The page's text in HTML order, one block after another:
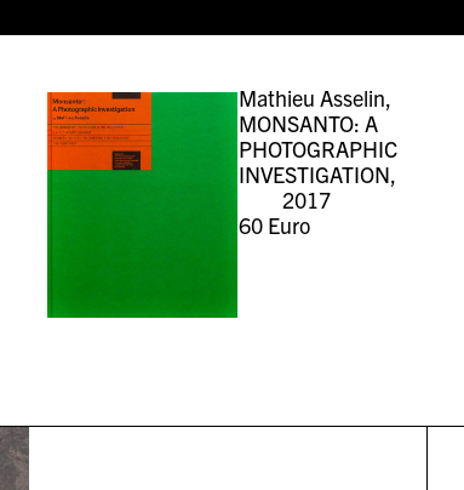
Mathieu Asselin,
MONSANTO: A
PHOTOGRAPHIC
INVESTIGATION,
2017
60Euro